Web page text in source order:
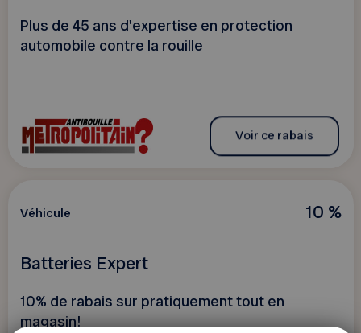
Plus de 45 ans d'expertise en protection
automobile contre la rouille
Voir ce rabais
10 %
Véhicule
Batteries Expert
10% de rabais sur pratiquement tout en
magasin!